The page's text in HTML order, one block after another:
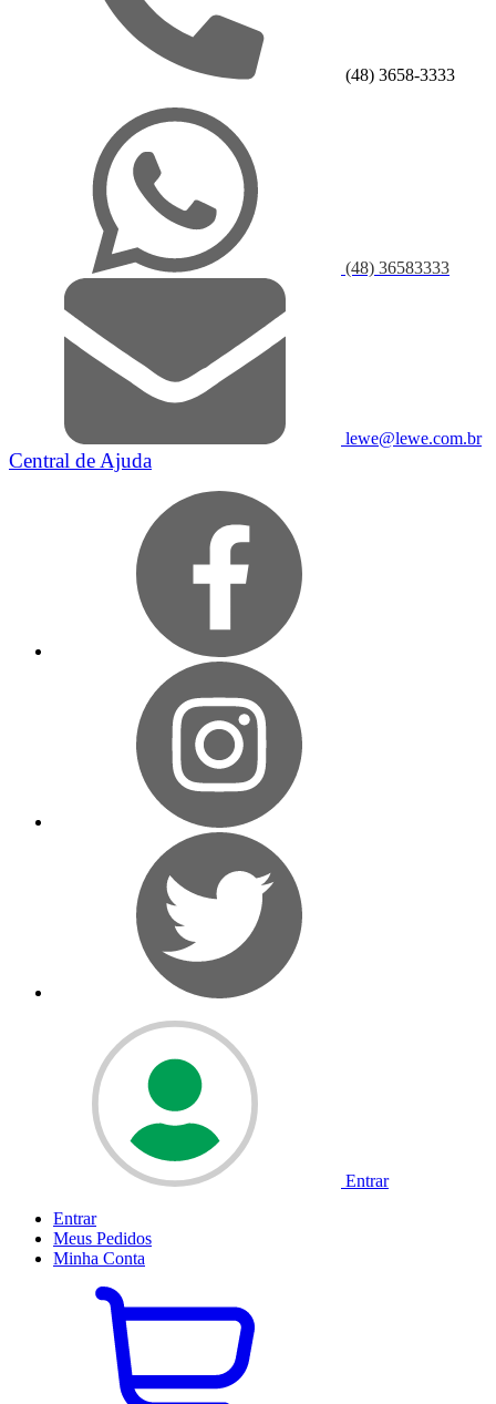
(48) 3658-3333
(48) 36583333
lewe@lewe.com.br
Central de Ajuda
Entrar
Entrar
Meus Pedidos
Minha Conta